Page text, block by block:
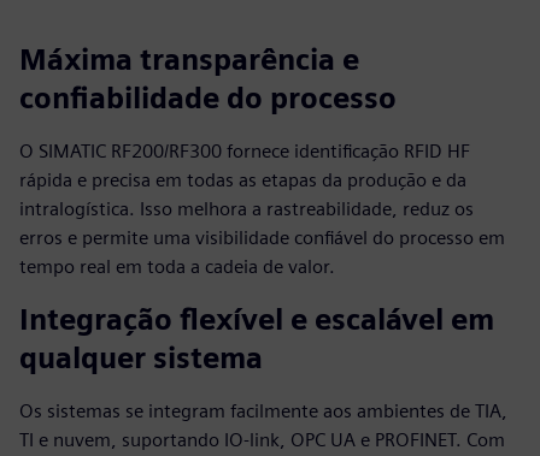
Máxima transparência e
confiabilidade do processo
O SIMATIC RF200/RF300 fornece identificação RFID HF
rápida e precisa em todas as etapas da produção e da
intralogística. Isso melhora a rastreabilidade, reduz os
erros e permite uma visibilidade confiável do processo em
tempo real em toda a cadeia de valor.
Integração flexível e escalável em
qualquer sistema
Os sistemas se integram facilmente aos ambientes de TIA,
TI e nuvem, suportando IO‑link, OPC UA e PROFINET. Com